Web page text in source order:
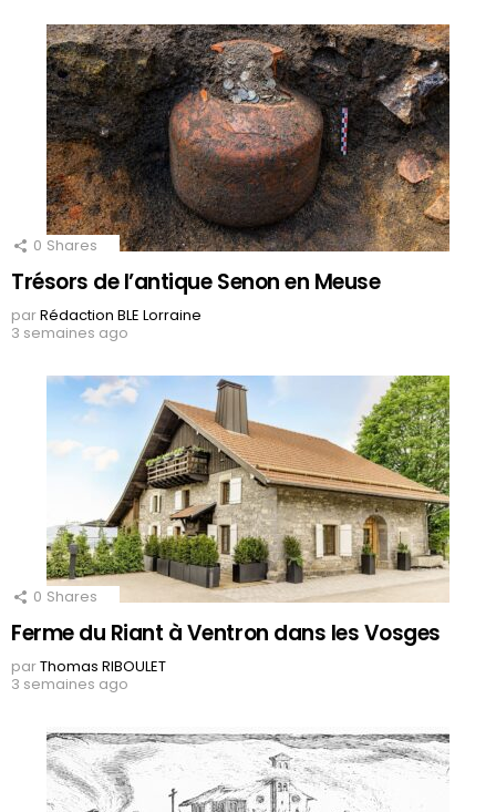
0 Shares
Trésors de l’antique Senon en Meuse
parRédaction BLE Lorraine
3 semaines ago
0 Shares
Ferme du Riant à Ventron dans les Vosges
parThomas RIBOULET
3 semaines ago